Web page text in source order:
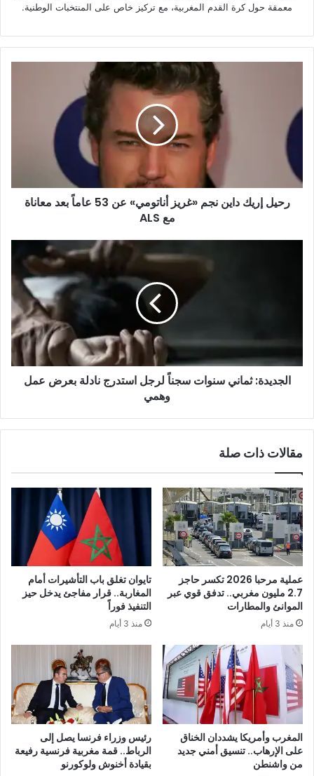
معمقة حول كرة القدم المغربية، مع تركيز خاص على المنتخبات الوطنية.
نجم
«غريز
أناتومي»
53
عاماً
رحيل إريك داين نجم «غريز أناتومي» عن 53 عاماً بعد معاناة
مع ALS
بعرض
عمل
وهميالجديدة: ثماني سنوات سجناً لرجل استدرج نادلة بعرض عمل
وهمي
مقالات ذات صلة
عملية مرحبا 2026 تكسر حاجز
2.7 مليون مغربي.. تدفق قوي عبر
الموانئ والمطارات
منذ 3 أيام
تايوان تغلق باب التأشيرات أمام
المغاربة.. قرار مفاجئ يدخل حيز
التنفيذ فوراً
منذ 3 أيام
المغرب وأمريكا يشددان الخناق
على الإرهاب.. تنسيق أمني جديد
من واشنطن
رئيس وزراء فرنسا يصل إلى
الرباط.. قمة مغربية فرنسية رفيعة
بقيادة أخنوش ولوكورنو